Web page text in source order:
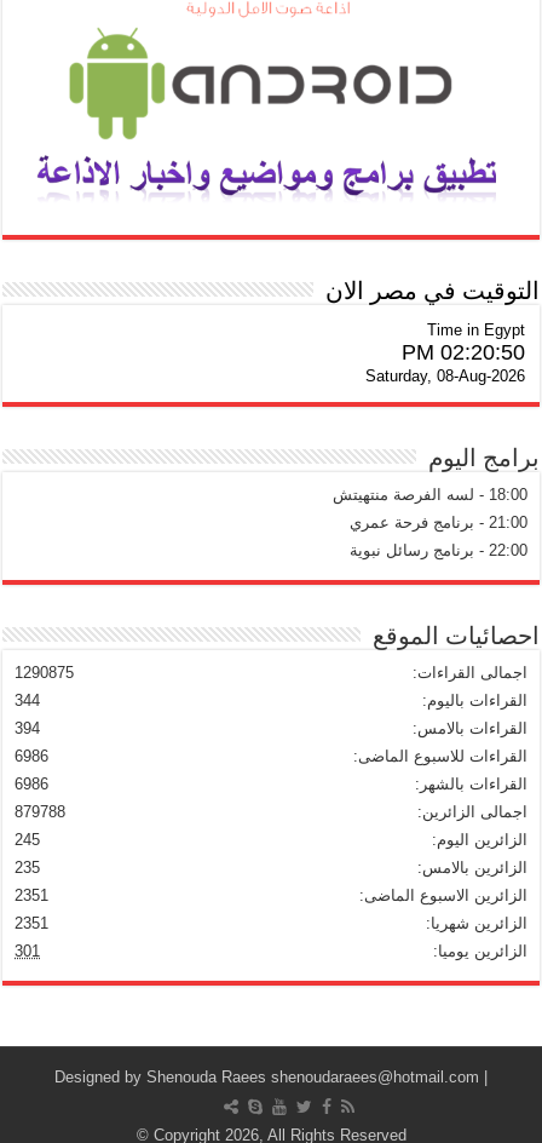
التوقيت في مصر الان
Time in Egypt
02:20:51 PM
Saturday, 08-Aug-2026
برامج اليوم
18:00 - لسه الفرصة منتهيتش
21:00 - برنامج فرحة عمري
22:00 - برنامج رسائل نبوية
احصائيات الموقع
1290875
اجمالى القراءات:
344
القراءات باليوم:
394
القراءات بالامس:
6986
القراءات للاسبوع الماضى:
6986
القراءات بالشهر:
879788
اجمالى الزائرين:
245
الزائرين اليوم:
235
الزائرين بالامس:
2351
الزائرين الاسبوع الماضى:
2351
الزائرين شهريا:
301
الزائرين يوميا:
| Designed by
Shenouda Raees shenoudaraees@hotmail.com
© Copyright 2026, All Rights Reserved